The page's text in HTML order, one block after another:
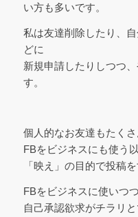
い方も多いです。
私は友達削除したり、
どに
新規申請したりしつつ
す。
個人的なお友達もたくさ
FBをビジネスにも使う以
「映え」の目的で投稿
FBをビジネスに使いつ
自己承認欲求がチラリ